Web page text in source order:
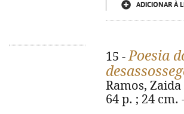
ADICIONAR À
15 -Poesia
Ramos,
64 p. ; 24 cm.